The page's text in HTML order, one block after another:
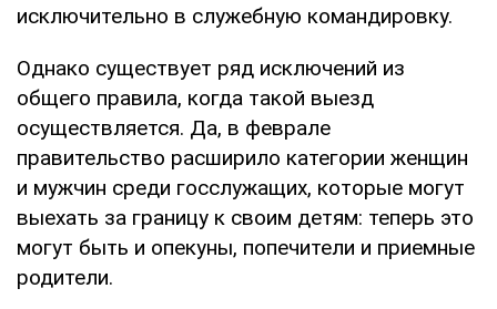
исключительно в служебную командировку.
Однако существует ряд исключений из
общего правила, когда такой выезд
осуществляется. Да, в феврале
правительство расширило категории женщин
и мужчин среди госслужащих, которые могут
выехать за границу к своим детям: теперь это
могут быть и опекуны, попечители и приемные
родители.